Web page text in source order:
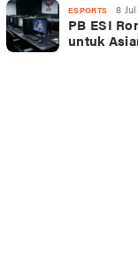
ESPORTS 8
PB ESI
untuk